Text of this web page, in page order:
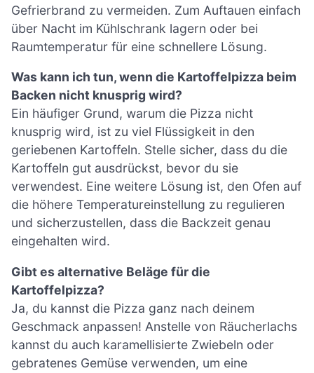
Gefrierbrand zu vermeiden. Zum Auftauen einfach
über Nacht im Kühlschrank lagern oder bei
Raumtemperatur für eine schnellere Lösung.
Was kann ich tun, wenn die Kartoffelpizza beim
Backen nicht knusprig wird?
Ein häufiger Grund, warum die Pizza nicht
knusprig wird, ist zu viel Flüssigkeit in den
geriebenen Kartoffeln. Stelle sicher, dass du die
Kartoffeln gut ausdrückst, bevor du sie
verwendest. Eine weitere Lösung ist, den Ofen auf
die höhere Temperatureinstellung zu regulieren
und sicherzustellen, dass die Backzeit genau
eingehalten wird.
Gibt es alternative Beläge für die
Kartoffelpizza?
Ja, du kannst die Pizza ganz nach deinem
Geschmack anpassen! Anstelle von Räucherlachs
kannst du auch karamellisierte Zwiebeln oder
gebratenes Gemüse verwenden, um eine